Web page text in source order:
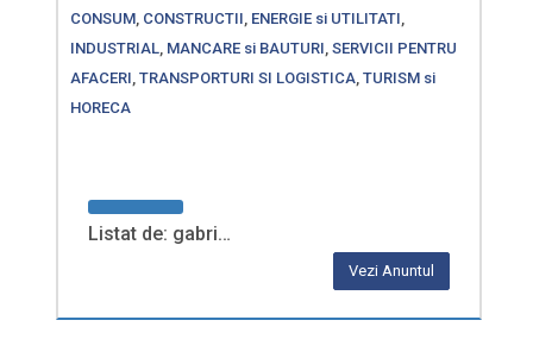
CONSUM, CONSTRUCTII, ENERGIE si UTILITATI,
INDUSTRIAL, MANCARE si BAUTURI, SERVICII PENTRU
AFACERI, TRANSPORTURI SI LOGISTICA, TURISM si
HORECA
Listat de: gabri…
Vezi Anuntul